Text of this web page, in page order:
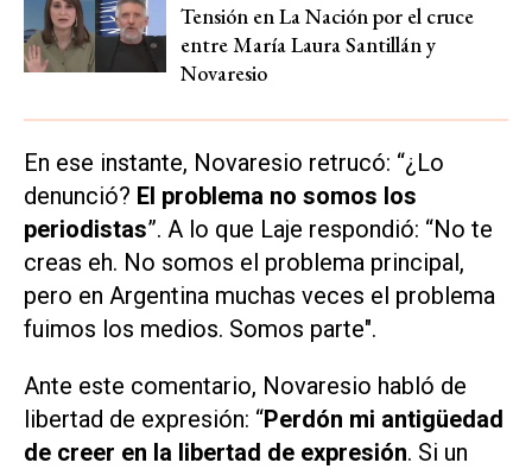
Tensión en La Nación por el cruce
entre María Laura Santillán y
Novaresio
En ese instante, Novaresio retrucó: “¿Lo
denunció? El problema no somos los
periodistas”. A lo que Laje respondió: “No te
creas eh. No somos el problema principal,
pero en Argentina muchas veces el problema
fuimos los medios. Somos parte".
Ante este comentario, Novaresio habló de
libertad de expresión: “Perdón mi antigüedad
de creer en la libertad de expresión. Si un